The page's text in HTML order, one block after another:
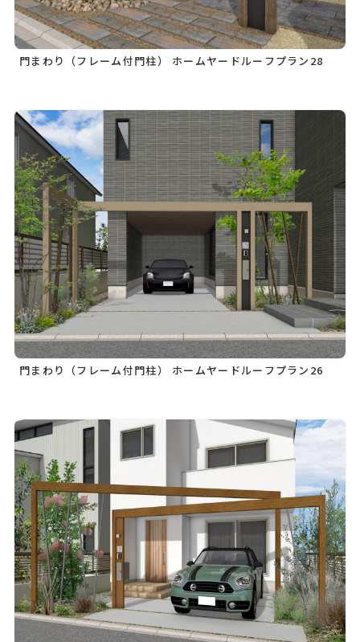
門まわり（フレーム付門柱） ホームヤードルーフプラン28
門まわり（フレーム付門柱） ホームヤードルーフプラン26